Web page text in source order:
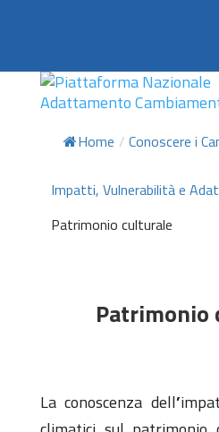
Home / Conoscere i
Impatti, Vulnerabilità e
Patrimonio culturale
Patrimonio
La conoscenza dell’